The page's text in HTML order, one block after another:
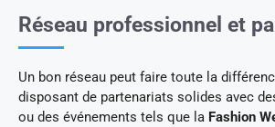
Réseau professionnel et
Un bon réseau peut faire toute la
disposant de partenariats solides avec
ou des événements tels que la Fashion